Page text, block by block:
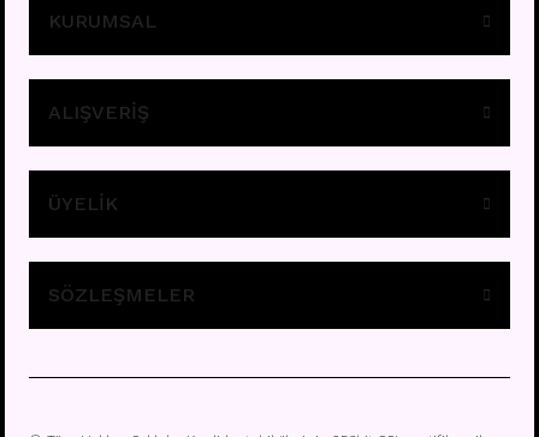
KURUMSAL
ALIŞVERİŞ
ÜYELİK
SÖZLEŞMELER